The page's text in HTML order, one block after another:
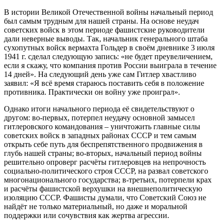
В истории Великой Отечественной войны начальный период
был самым трудным для нашей страны. На основе неудач
советских войск в этом периоде фашистские руководители
дали неверные выводы. Так, начальник генерального штаба
сухопутных войск вермахта Гольдер в своём дневнике 3 июля
1941 г. сделал следующую запись: «не будет преувеличением,
если я скажу, что компания против России выиграла в течение
14 дней». На следующий день уже сам Гитлер хвастливо
заявил: «Я всё время стараюсь поставить себя в положение
противника. Практически он войну уже проиграл».
Однако итоги начального периода её свидетельствуют о
другом: во-первых, потерпел неудачу основной замысел
гитлеровского командования – уничтожить главные силы
советских войск в западных районах СССР и тем самым
открыть себе путь для беспрепятственного продвижения в
глубь нашей страны; во-вторых, начальный период войны
решительно опроверг расчёты гитлеровцев на непрочность
социально-политического строя СССР, на развал советского
многонационального государства; в-третьих, потерпели крах
и расчёты фашистской верхушки на внешнеполитическую
изоляцию СССР. Фашисты думали, что Советский Союз не
найдёт не только материальный, но даже и моральной
поддержки или сочувствия как жертва агрессии.